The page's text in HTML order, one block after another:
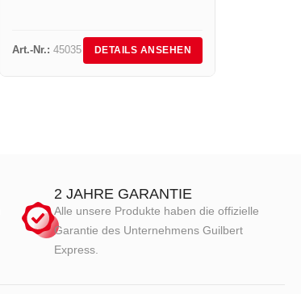
Art.-Nr.: 45035 DETAILS ANSEHEN
2 JAHRE GARANTIE
Alle unsere Produkte haben die offizielle
Garantie des Unternehmens Guilbert
Express.